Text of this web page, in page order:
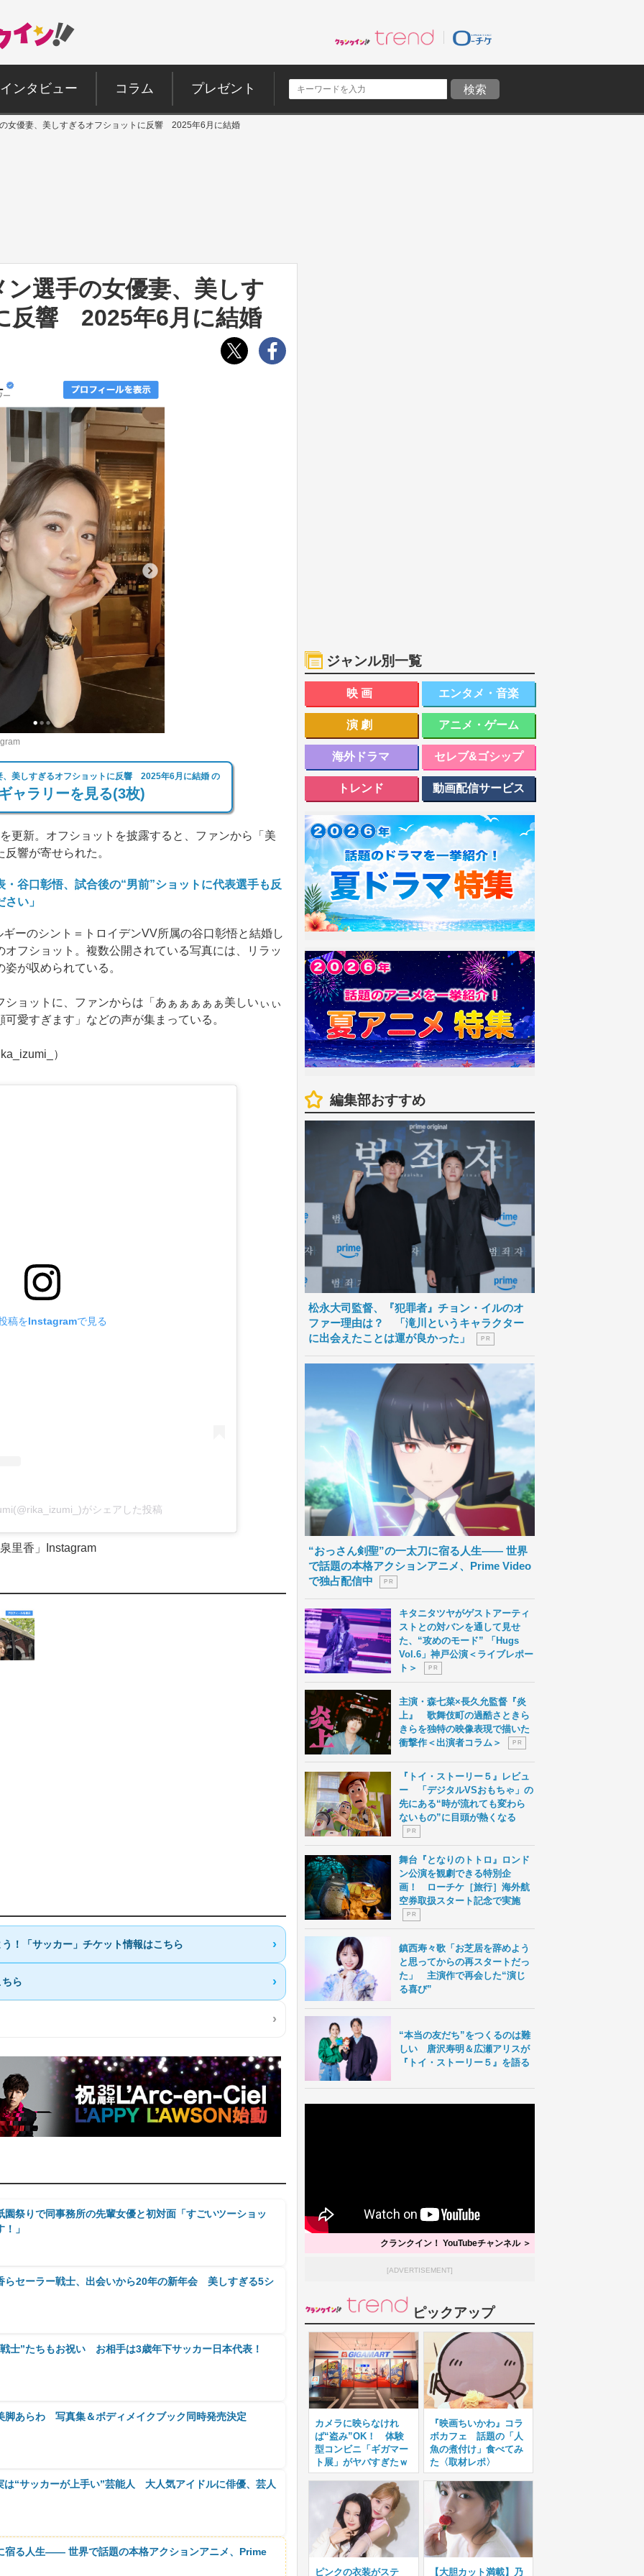
インタビュー コラム プレゼント
女優妻、美しすぎるオフショットに反響 2025年6月に結婚
選手の女優妻、美しす
反響 2025年6月に結婚
、美しすぎるオフショットに反響 2025年6月に結婚 の
ャラリーを見る(3枚)
新。オフショットを披露すると、ファンから「美
響が寄せられた。
谷口彰悟、試合後の“男前”ショットに代表選手も反
い」
ーのシント＝トロイデンVV所属の谷口彰悟と結婚し
フショット。複数公開されている写真には、リラッ
が収められている。
ョットに、ファンからは「あぁぁぁぁぁ美しいぃぃ
愛すぎます」などの声が集まっている。
）
稿をInstagramで見る
がシェアした投稿
里香」Instagram
！「サッカー」チケット情報はこちら
ら
園祭りで同事務所の先輩女優と初対面「すごいツーショッ
」
らセーラー戦士、出会いから20年の新年会 美しすぎる5シ
士”たちもお祝い お相手は3歳年下サッカー日本代表！
脚あらわ 写真集＆ボディメイクブック同時発売決定
“サッカーが上手い”芸能人 大人気アイドルに俳優、芸人
宿る人生―― 世界で話題の本格アクションアニメ、Prime
ジャンル別一覧
映画 エンタメ・音楽
演劇 アニメ・ゲーム
海外ドラマ セレブ&ゴシップ
トレンド 動画配信サービス
編集部おすすめ
松永大司監督、『犯罪者』チョン・イルのオ
ファー理由は？ 「滝川というキャラクター
に出会えたことは運が良かった」
P R
“おっさん剣聖”の一太刀に宿る人生―― 世界
で話題の本格アクションアニメ、Prime Video
で独占配信中
P R
キタニタツヤがゲストアーティ
ストとの対バンを通して見せ
た、“攻めのモード” 「Hugs
Vol.6」神戸公演＜ライブレポー
ト＞
P R
主演・森七菜×長久允監督『炎
上』 歌舞伎町の過酷さときら
きらを独特の映像表現で描いた
衝撃作＜出演者コラム＞
P R
『トイ・ストーリー５』レビュ
ー 「デジタルVSおもちゃ」の
先にある“時が流れても変わら
ないもの”に目頭が熱くなる
P R
舞台『となりのトトロ』ロンド
ン公演を観劇できる特別企
画！ ローチケ［旅行］海外航
空券取扱スタート記念で実施
P R
鎮西寿々歌「お芝居を辞めよう
と思ってからの再スタートだっ
た」 主演作で再会した“演じ
る喜び”
“本当の友だち”をつくるのは難
しい 唐沢寿明＆広瀬アリスが
『トイ・ストーリー５』を語る
クランクイン！ YouTubeチャンネル ＞
[ADVERTISEMENT]
ピックアップ
カメラに映らなけれ
ば“盗み”OK！ 体験
型コンビニ「ギガマー
ト展」がヤバすぎたｗ
『映画ちいかわ』コラ
ボカフェ 話題の「人
魚の煮付け」食べてみ
た〈取材レポ〉
ピンクの衣装がステ 【大胆カット満載】乃